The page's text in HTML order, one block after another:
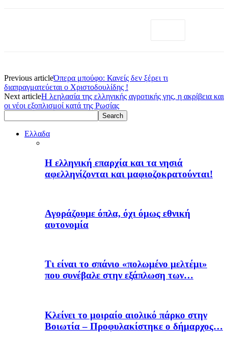
Previous articleΌπερα μπούφο: Κανείς δεν ξέρει τι
διαπραγματεύεται ο Χριστοδουλίδης !
Next articleΗ λεηλασία της ελληνικής αγροτικής γης, η ακρίβεια και
οι νέοι εξοπλισμοί κατά της Ρωσίας
Ελλαδα
H ελληνική επαρχία και τα νησιά
αφελληνίζονται και μαφιοζοκρατούνται!
Αγοράζουμε όπλα, όχι όμως εθνική
αυτονομία
Τι είναι το σπάνιο «πολωμένο μελτέμι»
που συνέβαλε στην εξάπλωση των…
Κλείνει το μοιραίο αιολικό πάρκο στην
Βοιωτία – Προφυλακίστηκε ο δήμαρχος…